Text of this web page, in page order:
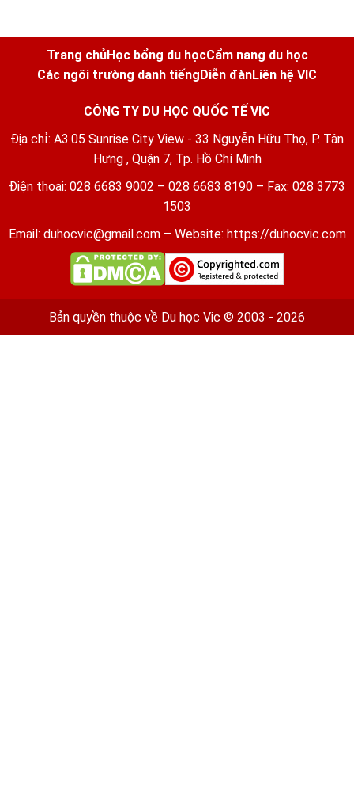
Trang chủHọc bổng du họcCẩm nang du học
Các ngôi trường danh tiếng Diễn đànLiên hệ VIC
CÔNG TY DU HỌC QUỐC TẾ VIC
Địa chỉ: A3.05 Sunrise City View - 33 Nguyễn Hữu Thọ, P. Tân
Hưng , Quận 7, Tp. Hồ Chí Minh
Điện thoại: 028 6683 9002 – 028 6683 8190 – Fax: 028 3773
1503
Email: duhocvic@gmail.com– Website: https://duhocvic.com
Bản quyền thuộc về Du học Vic © 2003 - 2026